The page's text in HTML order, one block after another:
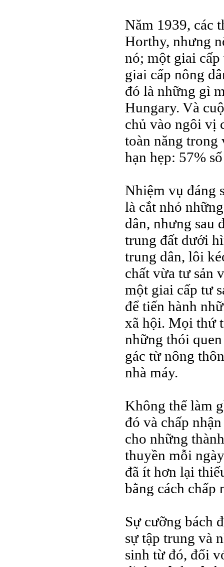
Năm 1939, các
Horthy, nhưng
nó; một giai
giai cấp nông
đó là những gì
Hungary. Và
chủ vào ngôi vị
toàn năng
hạn hẹp: 57%
Nhiệm vụ đáng
là cắt nhỏ
dân, nhưng sau
trung đất dưới
trung dân, lôi
chất vừa tư sản
một giai cấp tư
để tiến hành
xã hội. Mọi thứ
những thói
gác từ nông
nhà máy.
Không thể làm
đó và chấp
cho những
thuyền mỗi
đã ít hơn lại
bằng cách chấp
Sự cưỡng bách
sự tập trung và
sinh từ đó, đối